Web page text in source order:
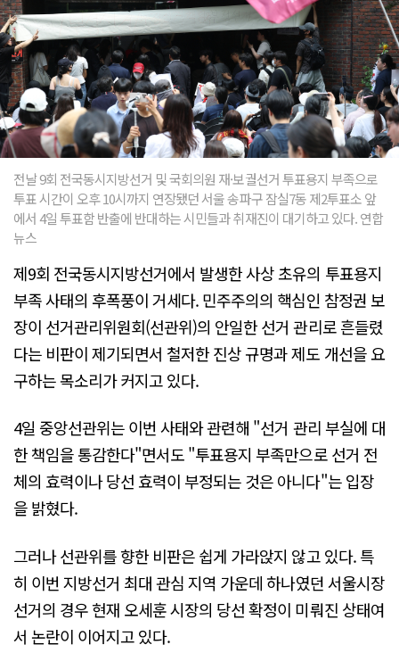
전날 9회 전국동시지방선거 및 국회의원 재·보궐선거 투표용지 부족으로
투표 시간이 오후 10시까지 연장됐던 서울 송파구 잠실7동 제2투표소 앞
에서 4일 투표함 반출에 반대하는 시민들과 취재진이 대기하고 있다. 연합
뉴스
제9회 전국동시지방선거에서 발생한 사상 초유의 투표용지
부족 사태의 후폭풍이 거세다. 민주주의의 핵심인 참정권 보
장이 선거관리위원회(선관위)의 안일한 선거 관리로 흔들렸
다는 비판이 제기되면서 철저한 진상 규명과 제도 개선을 요
구하는 목소리가 커지고 있다.
4일 중앙선관위는 이번 사태와 관련해 "선거 관리 부실에 대
한 책임을 통감한다"면서도 "투표용지 부족만으로 선거 전
체의 효력이나 당선 효력이 부정되는 것은 아니다"는 입장
을 밝혔다.
그러나 선관위를 향한 비판은 쉽게 가라앉지 않고 있다. 특
히 이번 지방선거 최대 관심 지역 가운데 하나였던 서울시장
선거의 경우 현재 오세훈 시장의 당선 확정이 미뤄진 상태여
서 논란이 이어지고 있다.